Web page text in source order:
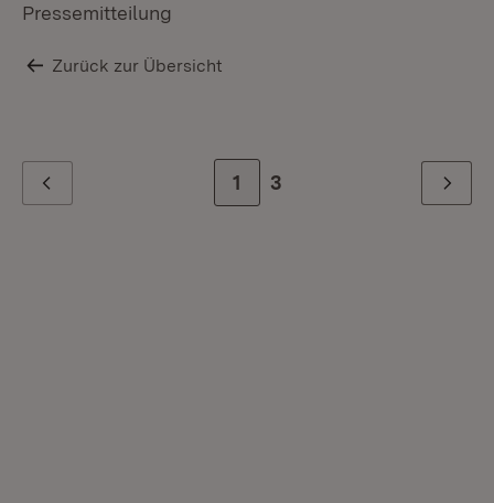
Pressemitteilung
Zurück zur Übersicht
Zur Seite
1 Zur letzten Seite
3 Weiter